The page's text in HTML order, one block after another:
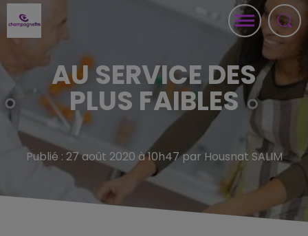
AU SERVICE DES
PLUS FAIBLES
Publié : 27 août 2020 à 10h47 par Housnat SALIM